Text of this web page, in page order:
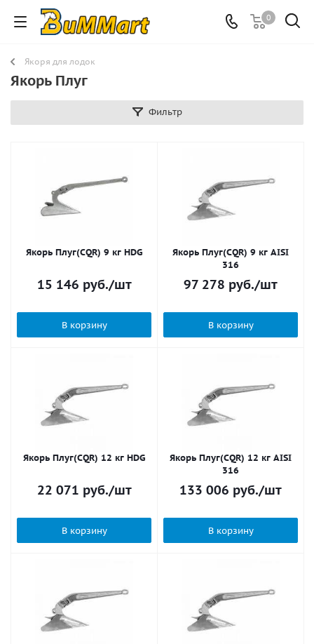
0
Якоря для лодок
Якорь Плуг
Фильтр
Якорь Плуг(CQR) 9 кг HDG
15 146 руб./шт
В корзину
Якорь Плуг(CQR) 9 кг AISI
316
97 278 руб./шт
В корзину
Якорь Плуг(CQR) 12 кг HDG
22 071 руб./шт
В корзину
Якорь Плуг(CQR) 12 кг AISI
316
133 006 руб./шт
В корзину